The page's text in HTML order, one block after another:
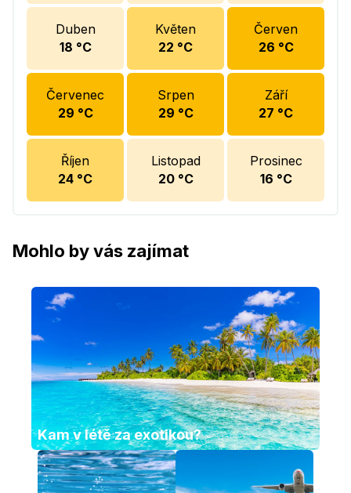
Duben
18 °C
Květen
22 °C
Červen
26 °C
Červenec
29 °C
Srpen
29 °C
Září
27 °C
Říjen
24 °C
Listopad
20°C
Prosinec
16 °C
Mohlo by vás zajímat
Kam v létě za exotikou?